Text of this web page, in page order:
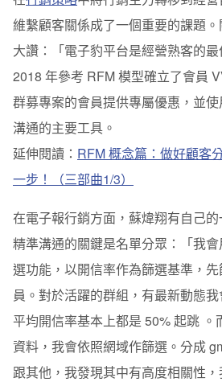
維繫顧客關係成了一個重要的課題
大讚：「電子豹平台是經營熟客的
2018 年參考 RFM 模型確立了會員
群募專案的會員提供專屬優惠，並
溝通的主要工具。
延伸閱讀： RFM 概念篇：做好顧客
一步！（三部曲1/3）
在電子報行銷方面，蘇煒翔有自己
精準溝通的關鍵是名單分眾 ：「我
選功能，以開信率作為篩選基準，
員。對於活躍的群組，有最新動態
平均開信率基本上都是 50% 起跳
資料，我會依照網域作篩選。分成
跟其他，我發現其中有高度相關性